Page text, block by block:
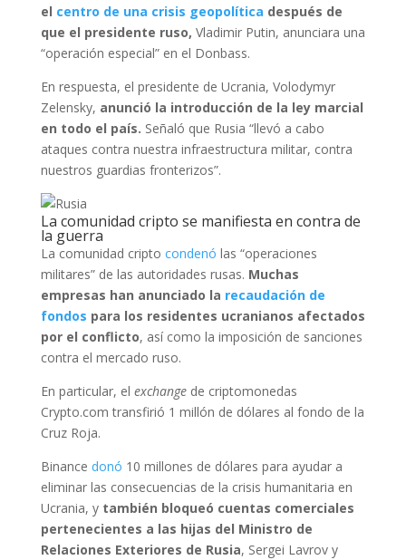
el centro de una crisis geopolítica después de
que el presidente ruso, Vladimir Putin, anunciara una
“operación especial” en el Donbass.
En respuesta, el presidente de Ucrania, Volodymyr
Zelensky, anunció la introducción de la ley marcial
en todo el país. Señaló que Rusia “llevó a cabo
ataques contra nuestra infraestructura militar, contra
nuestros guardias fronterizos”.
La comunidad cripto se manifiesta en contra de
la guerra
La comunidad cripto condenó las “operaciones
militares” de las autoridades rusas. Muchas
empresas han anunciado la recaudación de
fondos para los residentes ucranianos afectados
por el conflicto, así como la imposición de sanciones
contra el mercado ruso.
En particular, el exchangede criptomonedas
Crypto.com transfirió 1 millón de dólares al fondo de la
Cruz Roja.
Binance donó 10 millones de dólares para ayudar a
eliminar las consecuencias de la crisis humanitaria en
Ucrania, y también bloqueó cuentas comerciales
pertenecientes a las hijas del Ministro de
Relaciones Exteriores de Rusia, Sergei Lavrov y